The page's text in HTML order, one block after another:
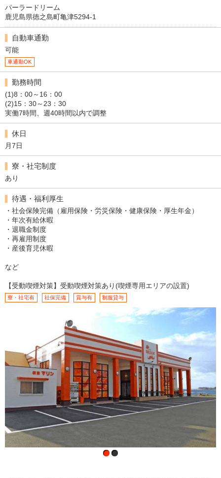
パーラードリーム
鹿児島県徳之島町亀津5294-1
自動車通勤
可能
車通勤OK
勤務時間
(1)8：00～16：00
(2)15：30～23：30
実働7時間、週40時間以内で調整
休日
月7日
寮・社宅制度
あり
待遇・福利厚生
・社会保険完備（雇用保険・労災保険・健康保険・厚生年金）
・年次有給休暇
・退職金制度
・再雇用制度
・産後育児休暇
など
【受動喫煙対策】受動喫煙対策あり(喫煙専用エリアの設置)
寮・社宅有 社保完備 賞与有 制服貸与